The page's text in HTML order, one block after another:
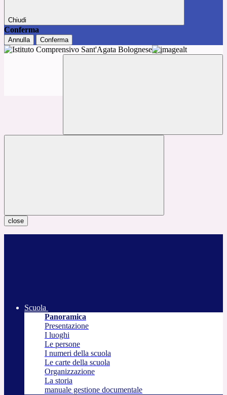
Chiudi
Conferma
Annulla Conferma
close
Scuola
Panoramica
Presentazione
I luoghi
Le persone
I numeri della scuola
Le carte della scuola
Organizzazione
La storia
manuale gestione documentale